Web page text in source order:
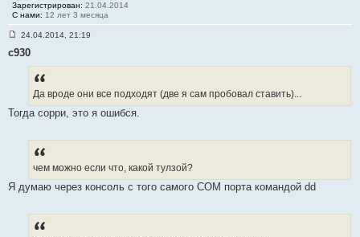
Зарегистрирован: 21.04.2014
С нами: 12 лет 3 месяца
о
и
24.04.2014, 21:19
c930
Да вроде они все подходят (две я сам пробовал ставить)...
Тогда сорри, это я ошибся.
чем можно если что, какой тулзой?
Я думаю через консоль с того самого COM порта командой dd